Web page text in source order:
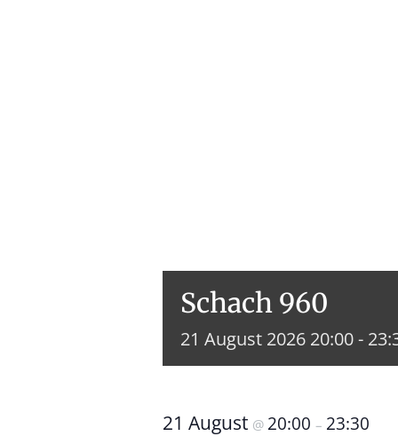
Schach 960
21 August 2026 20:00 -
21 August @ 20:00 – 23:30